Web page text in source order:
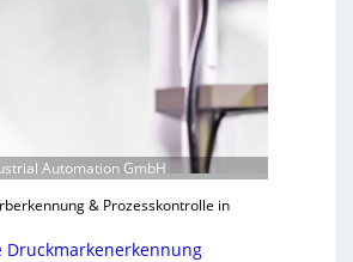
Automation GmbH
& Prozesskontrolle in
Druckmarkenerkennung